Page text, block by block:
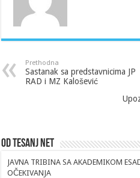
Prethodna
Sastanak sa predstavnicima JP
RAD i MZ Kalošević
Od Tesanj Net
JAVNA TRIBINA SA AKADEMIKOM
OČEKIVANJA